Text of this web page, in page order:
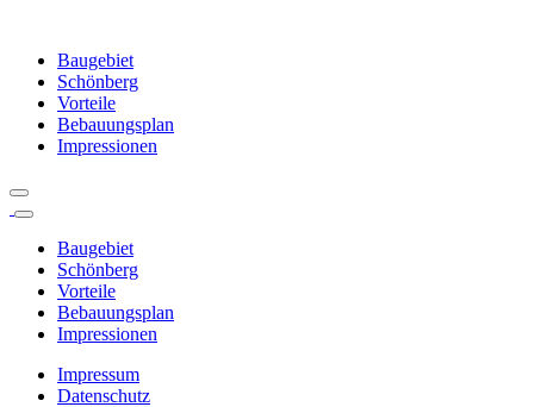
Baugebiet
Schönberg
Vorteile
Bebauungsplan
Impressionen
Baugebiet
Schönberg
Vorteile
Bebauungsplan
Impressionen
Impressum
Datenschutz